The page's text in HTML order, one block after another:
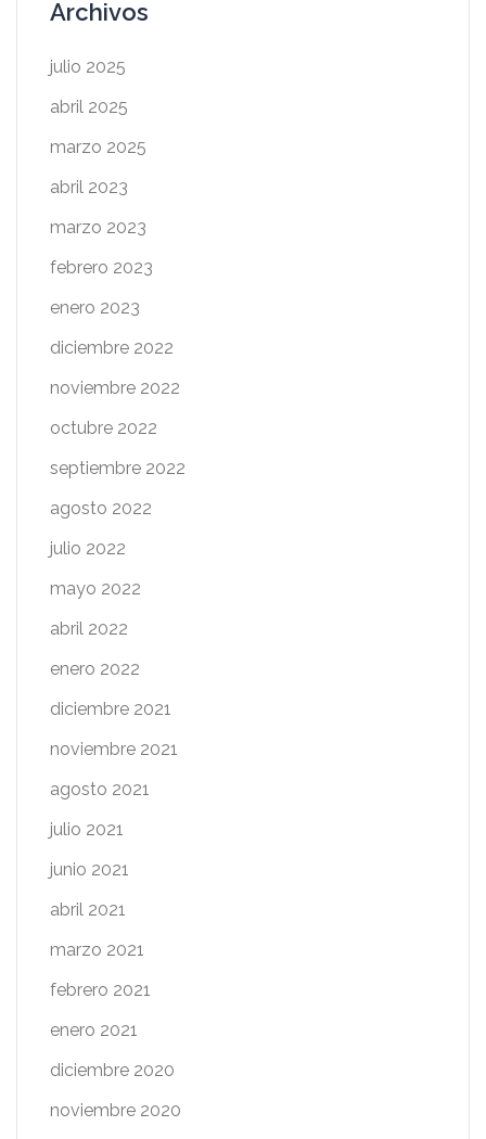
Archivos
julio 2025
abril 2025
marzo 2025
abril 2023
marzo 2023
febrero 2023
enero 2023
diciembre 2022
noviembre 2022
octubre 2022
septiembre 2022
agosto 2022
julio 2022
mayo 2022
abril 2022
enero 2022
diciembre 2021
noviembre 2021
agosto 2021
julio 2021
junio 2021
abril 2021
marzo 2021
febrero 2021
enero 2021
diciembre 2020
noviembre 2020